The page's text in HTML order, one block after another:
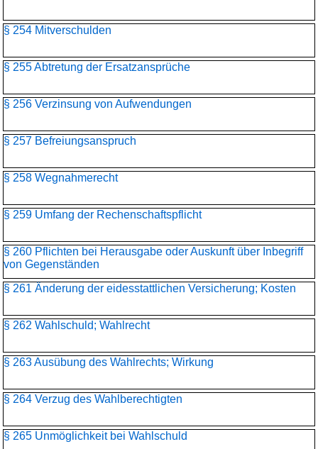
§ 254 Mitverschulden
§ 255 Abtretung der Ersatzansprüche
§ 256 Verzinsung von Aufwendungen
§ 257 Befreiungsanspruch
§ 258 Wegnahmerecht
§ 259 Umfang der Rechenschaftspflicht
§ 260 Pflichten bei Herausgabe oder Auskunft über Inbegriff
von Gegenständen
§ 261 Änderung der eidesstattlichen Versicherung; Kosten
§ 262 Wahlschuld; Wahlrecht
§ 263 Ausübung des Wahlrechts; Wirkung
§ 264 Verzug des Wahlberechtigten
§ 265 Unmöglichkeit bei Wahlschuld